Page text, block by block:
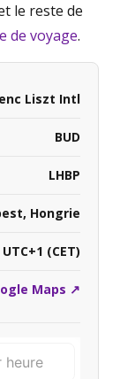
le reste de
de voyage.
Liszt Intl
BUD
LHBP
Hongrie
UTC+1 (CET)
Maps ↗